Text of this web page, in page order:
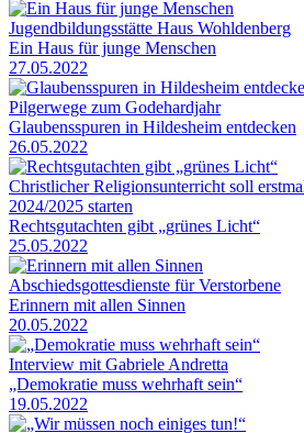
Jugendbildungsstätte Haus Wohldenberg
Ein Haus für junge Menschen
27.05.2022
Pilgerwege zum Godehardjahr
Glaubensspuren in Hildesheim entdecken
26.05.2022
Christlicher Religionsunterricht soll
2024/2025 starten
Rechtsgutachten gibt „grünes Licht“
25.05.2022
Abschiedsgottesdienste für Verstorbene
Erinnern mit allen Sinnen
20.05.2022
Interview mit Gabriele Andretta
„Demokratie muss wehrhaft sein“
19.05.2022